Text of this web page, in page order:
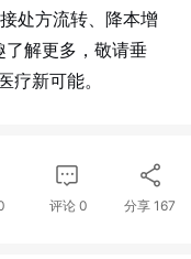
处方流转、降本增
解更多，敬请垂
新可能。
评论 0 分享167